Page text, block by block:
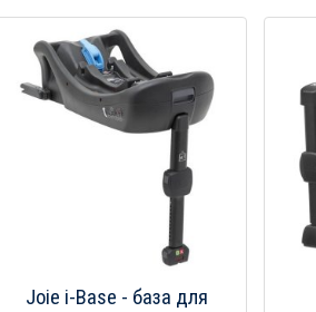
Joie i-Base - база для